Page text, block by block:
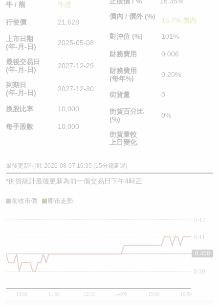
牛 / 熊 牛證
行使價 21,628
上市日期
(年-月-日)
2025-05-08
最後交易日
(年-月-日)
2027-12-29
到期日
(年-月-日)
2027-12-30
換股比率 10,000
每手股數 10,000
價內 / 價外 (%)
15.7% 價內
對沖值 (%) 101%
財務費用 0.006
財務費用
(每年%)
0.20%
街貨量 0
街貨百分比
(%)
0%
街貨量較
上日變化
-
最後更新時間: 2026-08-07 16:35 (15分鐘延遲)
*街貨統計最後更新為前一個交易日下午4時正
前收市價 即市走勢
10:00 11:00 12/13 14:00 15:00 16:00
0.39
0.4
0.41
0.42
0.400